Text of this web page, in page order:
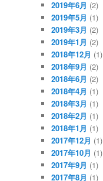
2019年6月 (2)
2019年5月 (1)
2019年3月 (2)
2019年1月 (2)
2018年12月 (1)
2018年9月 (2)
2018年6月 (2)
2018年4月 (1)
2018年3月 (1)
2018年2月 (1)
2018年1月 (1)
2017年12月 (1)
2017年10月 (1)
2017年9月 (1)
2017年8月 (1)